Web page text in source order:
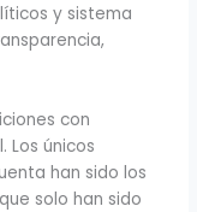
y sistema
con
Los únicos
han sido los
solo han sido